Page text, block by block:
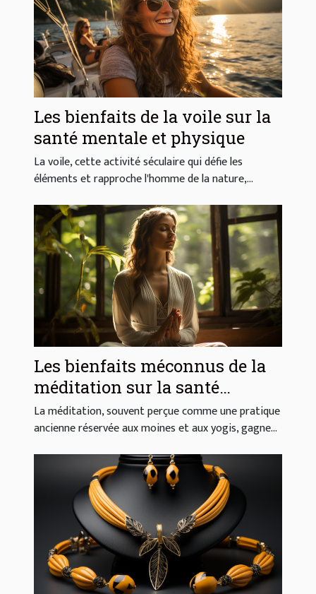
Les bienfaits de la voile sur la
santé mentale et physique
La voile, cette activité séculaire qui défie les
éléments et rapproche l'homme de la nature,...
Les bienfaits méconnus de la
méditation sur la santé
mentale et physique
La méditation, souvent perçue comme une pratique
ancienne réservée aux moines et aux yogis, gagne...